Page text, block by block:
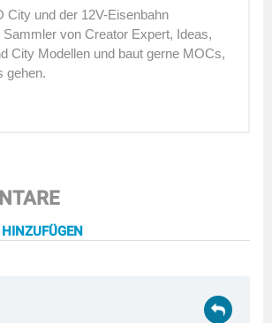
City und der 12V-Eisenbahn
von Creator Expert, Ideas,
City Modellen und baut gerne MOCs,
gehen.